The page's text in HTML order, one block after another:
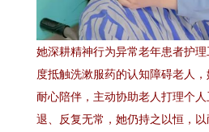
她深耕精神行为异常老年患者护
度抵触洗漱服药的认知障碍老人，
耐心陪伴，主动协助老人打理个
退、反复无常，她仍持之以恒，